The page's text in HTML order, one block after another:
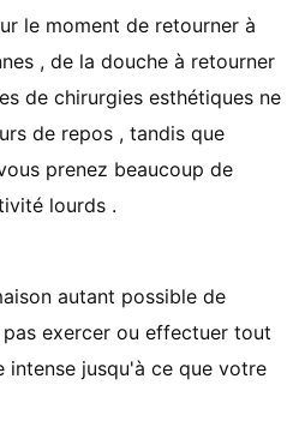
le moment de retourner à
, de la douche à retourner
de chirurgies esthétiques ne
de repos , tandis que
prenez beaucoup de
lourds .
autant possible de
exercer ou effectuer tout
jusqu'à ce que votre